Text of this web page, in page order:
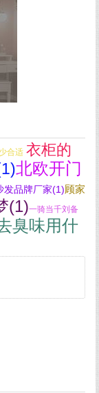
合适 衣柜的
北欧开门
发品牌厂家(1)顾家
(1)一骑当千刘备
臭味用什